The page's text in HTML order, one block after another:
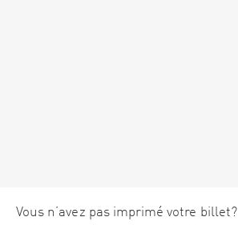
Vous n’avez pas imprimé votre billet?